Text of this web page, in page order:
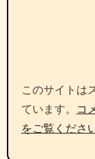
このサイトは
ています。
コ
をご覧くださ